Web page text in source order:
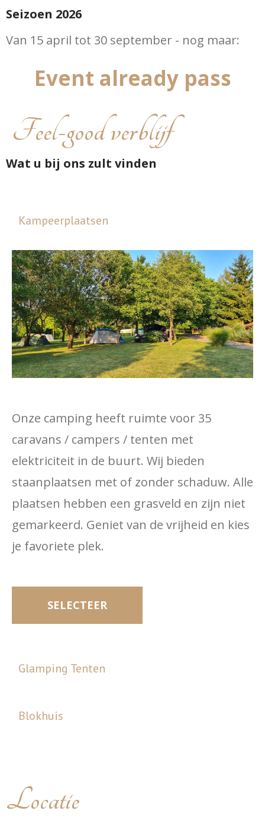
Seizoen 2026
Van 15 april tot 30 september - nog maar:
Event already pass
Feel-good verblijf
Wat u bij ons zult vinden
Kampeerplaatsen
Onze camping heeft ruimte voor 35
caravans / campers / tenten met
elektriciteit in de buurt. Wij bieden
staanplaatsen met of zonder schaduw. Alle
plaatsen hebben een grasveld en zijn niet
gemarkeerd. Geniet van de vrijheid en kies
je favoriete plek.
SELECTEER
Glamping Tenten
Blokhuis
Locatie